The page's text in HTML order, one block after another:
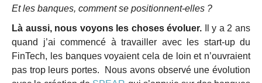
Et les banques, comment se positionnent-elles ?
Là aussi, nous voyons les choses évoluer. Il y a 2 ans
quand j’ai commencé à travailler avec les start-up du
FinTech, les banques voyaient cela de loin et n’ouvraient
pas trop leurs portes. Nous avons observé une évolution